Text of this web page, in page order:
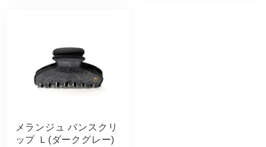
メランジュ バンスクリ
ップ Ｌ(ダークグレー)